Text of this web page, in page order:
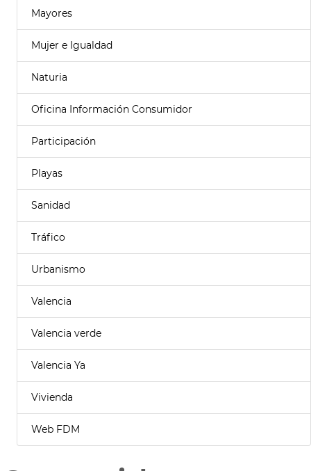
Mayores
Mujer e Igualdad
Naturia
Oficina Información Consumidor
Participación
Playas
Sanidad
Tráfico
Urbanismo
Valencia
Valencia verde
Valencia Ya
Vivienda
Web FDM